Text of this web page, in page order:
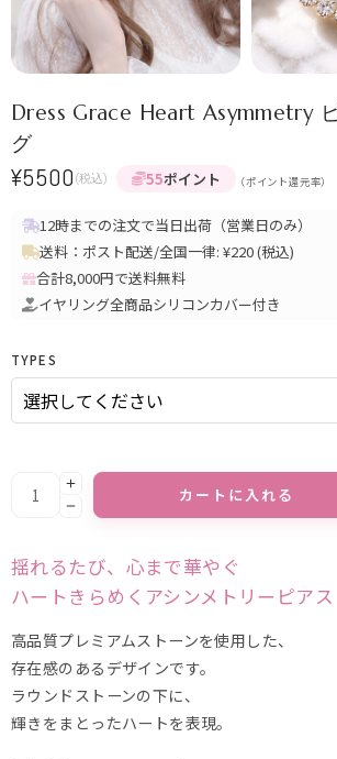
Dress Grace Heart Asymmetry
グ
¥5500 (税込) 55ポイント （ポイント還元率）
12時までの注文で当日出荷（営業日のみ）
送料：ポスト配送/全国一律: ¥220 (税込)
合計8,000円で送料無料
イヤリング全商品シリコンカバー付き
TYPES
カートに入れる
揺れるたび、心まで華やぐ
ハートきらめくアシンメトリーピアス
高品質プレミアムストーンを使用した、
存在感のあるデザインです。
ラウンドストーンの下に、
輝きをまとったハートを表現。